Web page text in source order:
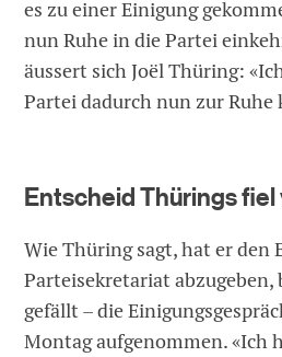
es zu einer Einigung
nun Ruhe in die Partei
äussert sich Joël Thüring:
Partei dadurch nun zur Ruhe
Entscheid Thürings
Wie Thüring sagt, hat er den
Parteisekretariat abzugeben,
gefällt – die
Montag aufgenommen. «Ich